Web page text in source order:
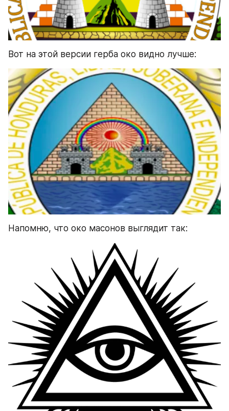
Вот на этой версии герба око видно лучше:
Напомню, что око масонов выглядит так: